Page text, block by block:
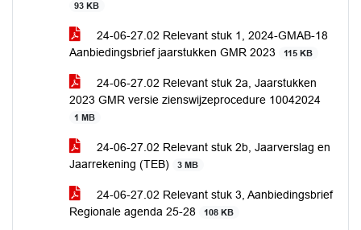
93 KB
24-06-27.02 Relevant stuk 1, 2024-GMAB-18
Aanbiedingsbrief jaarstukken GMR 2023
115 KB
24-06-27.02 Relevant stuk 2a, Jaarstukken
2023 GMR versie zienswijzeprocedure 10042024
1 MB
24-06-27.02 Relevant stuk 2b, Jaarverslag en
Jaarrekening (TEB)
3 MB
24-06-27.02 Relevant stuk 3, Aanbiedingsbrief
Regionale agenda 25-28
108 KB